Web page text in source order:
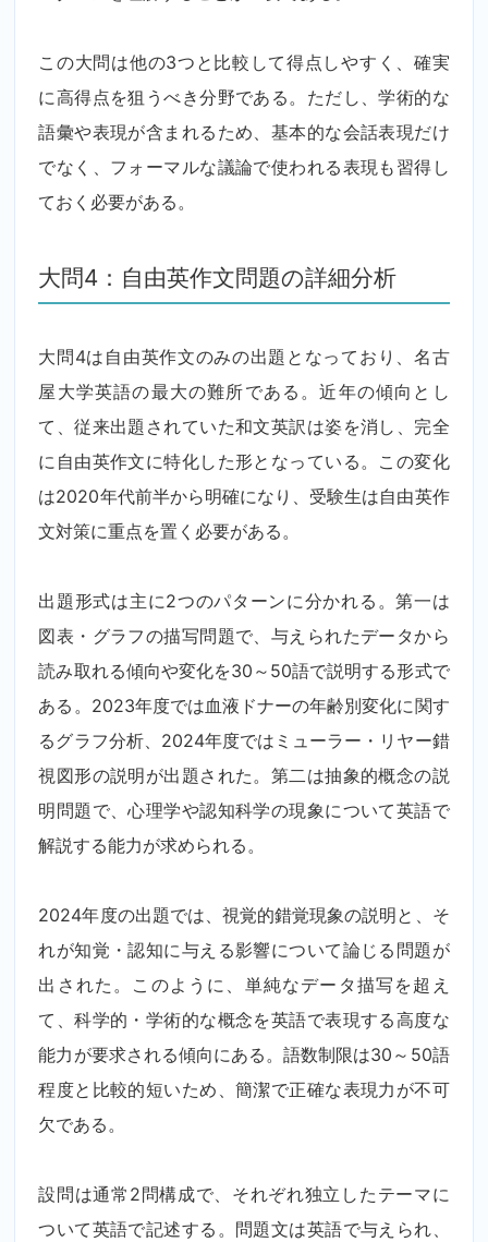
この大問は他の3つと比較して得点しやすく、確実
に高得点を狙うべき分野である。ただし、学術的な
語彙や表現が含まれるため、基本的な会話表現だけ
でなく、フォーマルな議論で使われる表現も習得し
ておく必要がある。
大問4：自由英作文問題の詳細分析
大問4は自由英作文のみの出題となっており、名古
屋大学英語の最大の難所である。近年の傾向とし
て、従来出題されていた和文英訳は姿を消し、完全
に自由英作文に特化した形となっている。この変化
は2020年代前半から明確になり、受験生は自由英作
文対策に重点を置く必要がある。
出題形式は主に2つのパターンに分かれる。第一は
図表・グラフの描写問題で、与えられたデータから
読み取れる傾向や変化を30～50語で説明する形式で
ある。2023年度では血液ドナーの年齢別変化に関す
るグラフ分析、2024年度ではミューラー・リヤー錯
視図形の説明が出題された。第二は抽象的概念の説
明問題で、心理学や認知科学の現象について英語で
解説する能力が求められる。
2024年度の出題では、視覚的錯覚現象の説明と、そ
れが知覚・認知に与える影響について論じる問題が
出された。このように、単純なデータ描写を超え
て、科学的・学術的な概念を英語で表現する高度な
能力が要求される傾向にある。語数制限は30～50語
程度と比較的短いため、簡潔で正確な表現力が不可
欠である。
設問は通常2問構成で、それぞれ独立したテーマに
ついて英語で記述する。問題文は英語で与えられ、